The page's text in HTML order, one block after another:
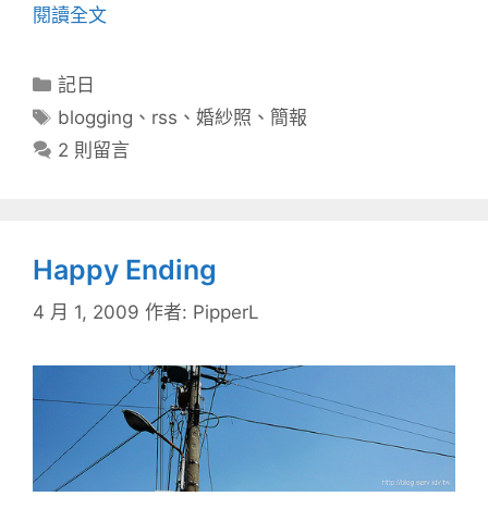
閱讀全文
分
類
記日
標
籤
blogging 、 rss 、婚紗照 、 簡報
2 則留言
Happy Ending
4 月 1, 2009 作者: PipperL